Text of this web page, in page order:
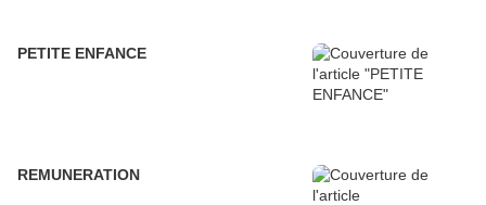
PETITE ENFANCE
REMUNERATION